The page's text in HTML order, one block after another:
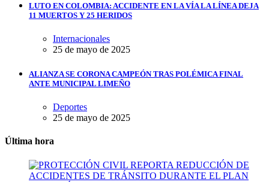
LUTO EN COLOMBIA: ACCIDENTE EN LA VÍA LA LÍNEA DEJA
11 MUERTOS Y 25 HERIDOS
Internacionales
25 de mayo de 2025
ALIANZA SE CORONA CAMPEÓN TRAS POLÉMICA FINAL
ANTE MUNICIPAL LIMEÑO
Deportes
25 de mayo de 2025
Última hora